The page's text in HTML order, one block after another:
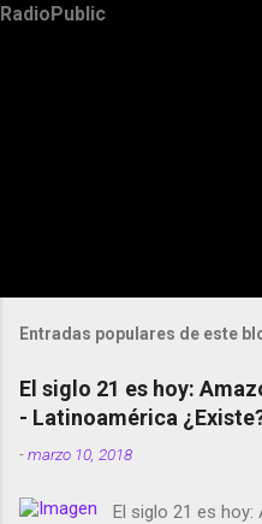
RadioPublic
Entradas populares de este
El siglo 21 es hoy:
- Latinoamérica
-marzo 10, 2018
El siglo 21 es